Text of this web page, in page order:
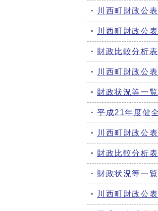
川西町財政公
川西町財政公
財政比較分析
川西町財政公
財政状況等一
平成21年度健
川西町財政公
財政比較分析
財政状況等一
川西町財政公